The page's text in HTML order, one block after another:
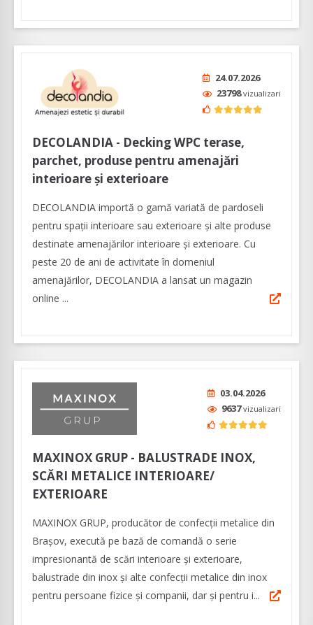
24.07.2026
23798vizualizari
DECOLANDIA - Decking WPC terase,
parchet, produse pentru amenajări
interioare și exterioare
DECOLANDIA importă o gamă variată de pardoseli
pentru spații interioare sau exterioare și alte produse
destinate amenajărilor interioare și exterioare. Cu
peste 20 de ani de activitate în domeniul
amenajărilor, DECOLANDIA a lansat un magazin
online ...
03.04.2026
9637vizualizari
MAXINOX GRUP - BALUSTRADE INOX,
SCĂRI METALICE INTERIOARE/
EXTERIOARE
MAXINOX GRUP, producător de confecții metalice din
Brașov, execută pe bază de comandă o serie
impresionantă de scări interioare și exterioare,
balustrade din inox și alte confecții metalice din inox
pentru persoane fizice și companii, dar și pentru i...